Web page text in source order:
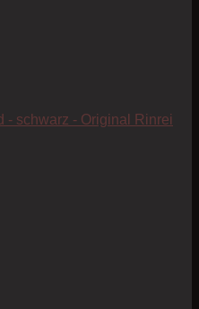
- schwarz - Original Rinrei